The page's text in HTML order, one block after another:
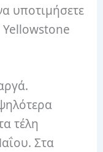
υποτιμήσετε
τέλη
Στα